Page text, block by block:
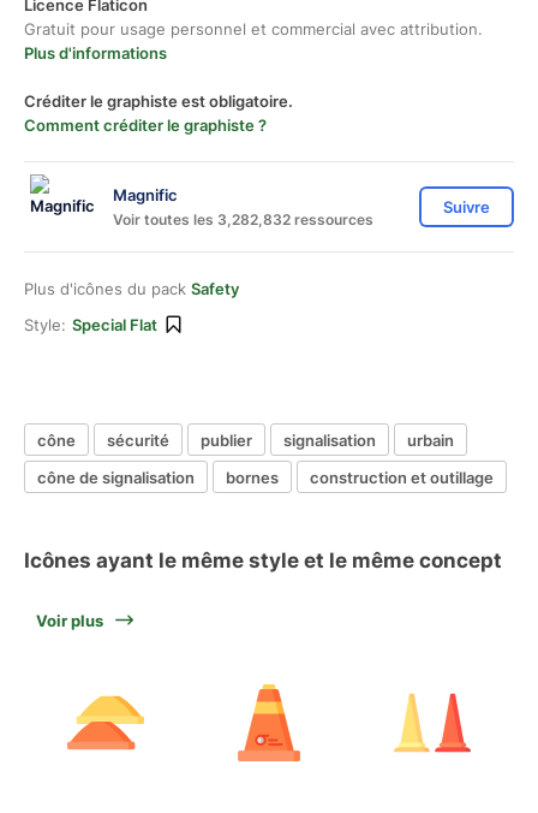
Licence Flaticon
Gratuit pour usage personnel et commercial avec attribution.
Plus d'informations
Créditer le graphiste est obligatoire.
Comment créditer le graphiste ?
Magnific
Voir toutes les 3,282,832 ressources
Suivre
Plus d'icônes du pack Safety
Style: Special Flat
cône sécurité publier signalisation
urbain
cône de signalisation
bornes construction et outillage
Icônes ayant le même style et le même concept
Voir plus